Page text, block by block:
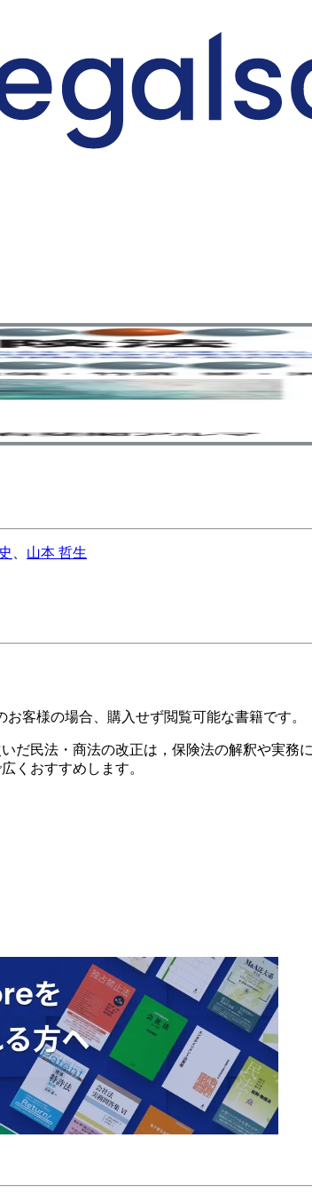
山本 哲生
客様の場合、購入せず閲覧可能な書籍です。
だ民法・商法の改正は，保険法の解釈や実
くおすすめします。